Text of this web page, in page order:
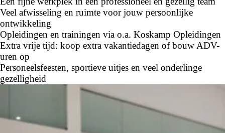
Veel afwisseling en ruimte voor jouw persoonlijke
ontwikkeling
Opleidingen en trainingen via o.a. Koskamp Opleidingen
Extra vrije tijd: koop extra vakantiedagen of bouw ADV-
uren op
Personeelsfeesten, sportieve uitjes en veel onderlinge
gezelligheid